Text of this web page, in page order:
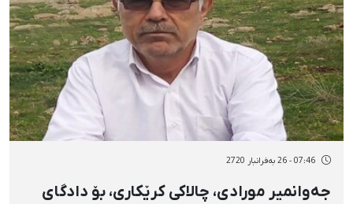
07:46 - 26 بەفرانبار 2720
جەوانمیر مورادی، چالاکی کرێکاری، بۆ دادگای